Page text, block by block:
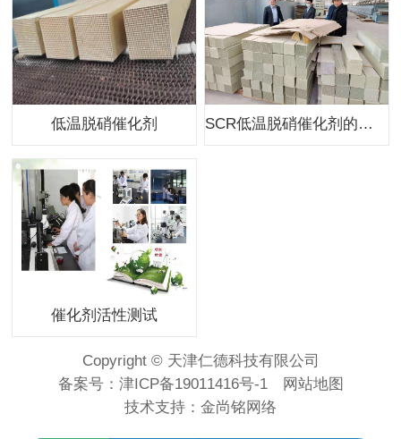
低温脱硝催化剂 SCR低温脱硝催化剂的技术措施
催化剂活性测试
Copyright © 天津仁德科技有限公司
备案号： 津ICP备19011416号-1
网站地图
技术支持： 金尚铭网络